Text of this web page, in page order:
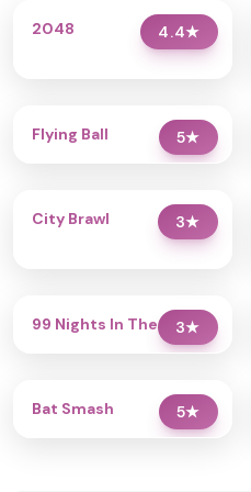
4.4★
2048
5★
Flying Ball
3★
City Brawl
3★
99 Nights In The Forest
5★
Bat Smash